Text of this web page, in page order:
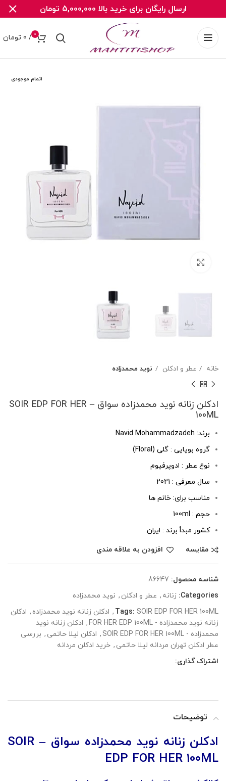
0
/
0 تومان
اتمام موجودی
خانه عطر و ادکلن نوید محمدزاده
ادکلن زنانه نوید محمدزاده سواق – SOIR EDP FOR HER
100ML
برند: Navid Mohammadzadeh
گروه بویایی : گلی (Floral)
نوع عطر : ادوپرفیوم
سال معرفی : 2021
مناسب برای: خانم ها
حجم : 100ml
کشور مبدأ برند : ایران
مقایسه
افزودن به علاقه مندی
شناسه محصول: 86647
Categories: زنانه , عطر و ادکلن , نوید محمدزاده
Tags: SOIR EDP FOR HER 100ML
, ادکلن زنانه نوید محمدزاده , ادکلن
زنانه نوید محمدزاده - FOR HER EDP 100ML
, ادکلن زنانه نوید
محمدزاده - SOIR EDP FOR HER 100ML
, ادکلن لیلا حاتمی , بررسی
عطر ادکلن تهران مردانه لیلا حاتمی , خرید ادکلن مردانه
اشتراک گذاری:
توضیحات
ادکلن زنانه نوید محمدزاده سواق – SOIR
EDP FOR HER 100ML
ارسال رایگان برای خرید بالا 5,000,000 تومان